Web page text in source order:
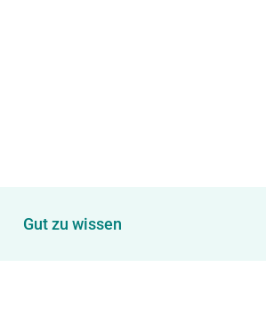
Gut zu wissen